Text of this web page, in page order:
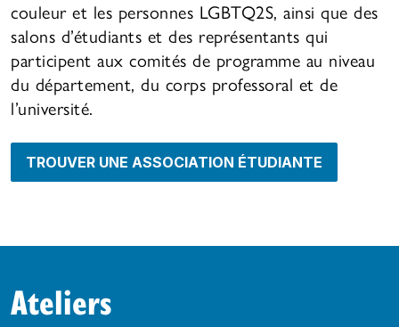
couleur et les personnes LGBTQ2S, ainsi que des
salons d’étudiants et des représentants qui
participent aux comités de programme au niveau
du département, du corps professoral et de
l’université.
TROUVER UNE ASSOCIATION ÉTUDIANTE
Ateliers